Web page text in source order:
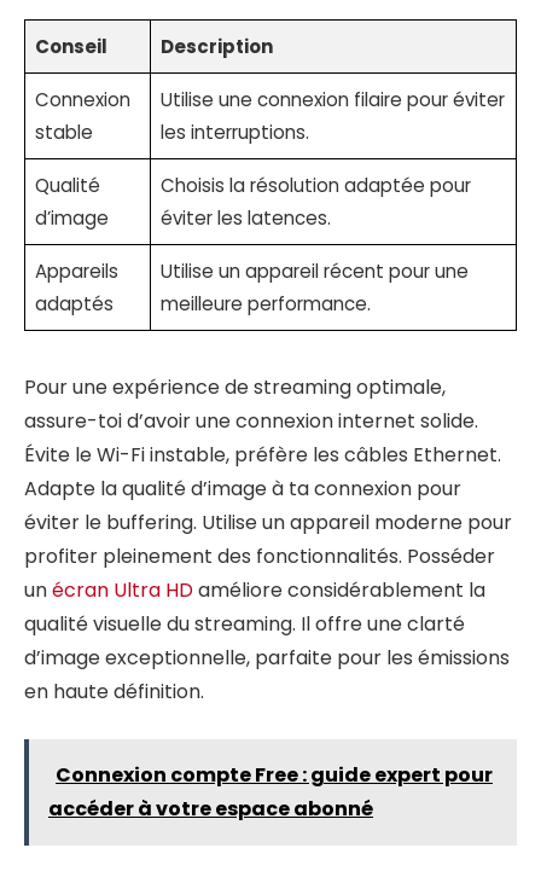
Conseil Description
Connexion
stable
Utilise une connexion filaire pour éviter
les interruptions.
Qualité
d’image
Choisis la résolution adaptée pour
éviter les latences.
Appareils
adaptés
Utilise un appareil récent pour une
meilleure performance.
Pour une expérience de streaming optimale,
assure-toi d’avoir une connexion internet solide.
Évite le Wi-Fi instable, préfère les câbles Ethernet.
Adapte la qualité d’image à ta connexion pour
éviter le buffering. Utilise un appareil moderne pour
profiter pleinement des fonctionnalités. Posséder
unécran Ultra HDaméliore considérablement la
qualité visuelle du streaming. Il offre une clarté
d’image exceptionnelle, parfaite pour les émissions
en haute définition.
Connexion compte Free : guide expert pour
accéder à votre espace abonné